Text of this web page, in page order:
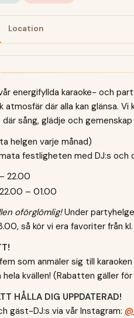
Location
energifyllda karaoke- och
där alla kan glänsa. Vi
sång, glädje och gemenskap
helgen varje månad)
festligheten med DJ:s och
22.00
22.00 – 01.00
oförglömlig!Under
så kör vi era favoriter från
som anmäler sig till
kvällen! (Rabatten gäller
HÅLLA DIG UPPDATERAD!
gäst-DJ:s via vår Instagram: